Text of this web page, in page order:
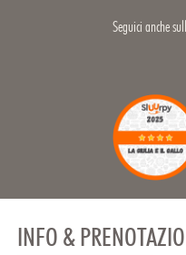
Seguici anche
INFO &